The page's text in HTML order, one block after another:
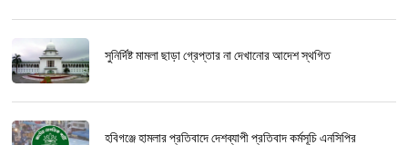
সুনির্দিষ্ট মামলা ছাড়া গ্রেপ্তার না দেখানোর আদেশ স্থগিত
হবিগঞ্জে হামলার প্রতিবাদে দেশব্যাপী প্রতিবাদ কর্মসূচি এনসিপির